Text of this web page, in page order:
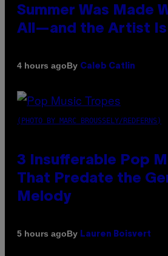
Summer Was Made
All—and the Artist
4 hours agoBy Caleb Catlin
(PHOTO BY MARC BROUSSELY/REDFERNS)
3 Insufferable Pop
That Predate the
Melody
5 hours agoBy Lauren Boisvert